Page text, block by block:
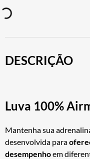
DESCRIÇÃO
Luva 100%
Mantenha sua
desenvolvida para
desempenhoem